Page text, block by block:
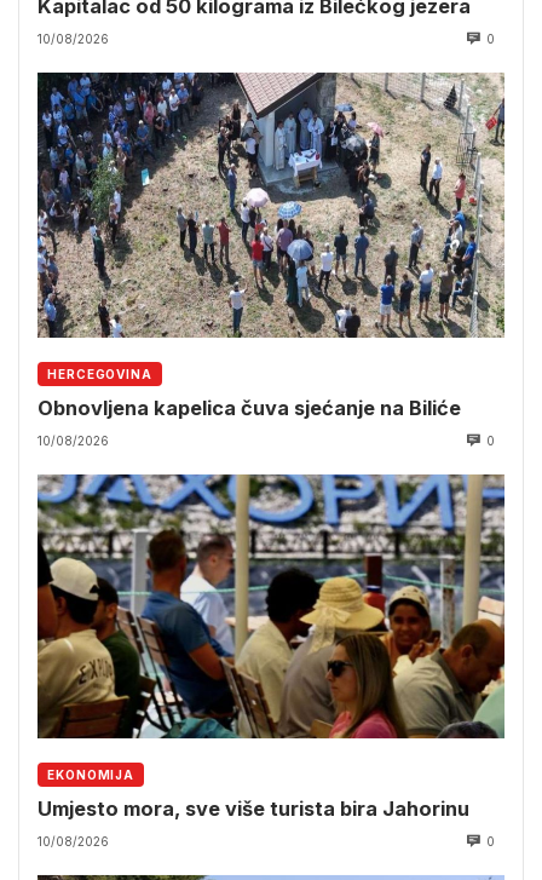
Kapitalac od 50 kilograma iz Bilećkog jezera
10/08/2026 0
HERCEGOVINA
Obnovljena kapelica čuva sjećanje na Biliće
10/08/2026 0
EKONOMIJA
Umjesto mora, sve više turista bira Jahorinu
10/08/2026 0